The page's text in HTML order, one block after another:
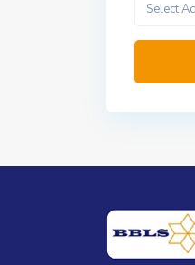
Select